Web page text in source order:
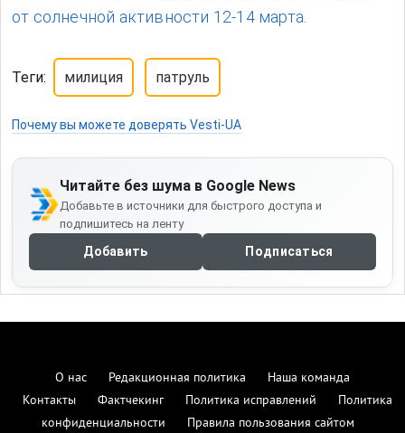
от солнечной активности 12-14 марта.
Теги: милиция патруль
Почему вы можете доверять Vesti-UA
Читайте без шума в Google News
Добавьте в источники для быстрого доступа и
подпишитесь на ленту
Добавить Подписаться
О нас Редакционная политика
Наша команда
Контакты
Фактчекинг Политика исправлений
Политика
конфиденциальности
Правила пользования сайтом